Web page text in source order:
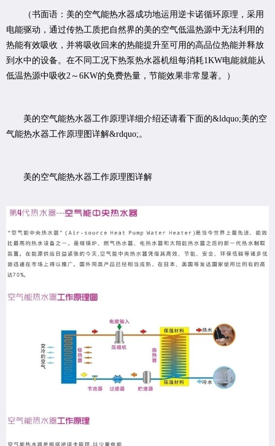
（书面语：美的空气能热水器成功地运用逆卡诺循环原理，采用
电能驱动，通过传热工质把自然界的美的空气低温热源中无法利用的
热能有效吸收，并将吸收回来的热能提升至可用的高品位热能并释放
到水中的设备。在不同工况下热泵热水器机组每消耗1KW电能就能从
低温热源中吸收2～6KW的免费热量，节能效果非常显著。）
美的空气能热水器工作原理详细介绍还请看下面的&ldquo;美的空
气能热水器工作原理图详解&rdquo;。
美的空气能热水器工作原理图详解